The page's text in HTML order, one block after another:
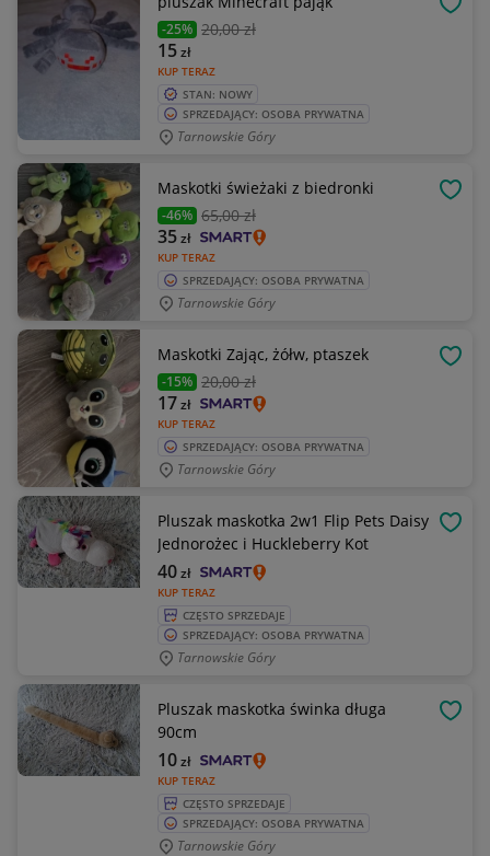
-25% 20,00 zł
KUP TERAZ
15zł
STAN: NOWY
SPRZEDAJĄCY: OSOBA PRYWATNA
Tarnowskie Góry
Maskotki świeżaki z biedronki
-46% 65,00 zł
KUP TERAZ
35zł
SPRZEDAJĄCY: OSOBA PRYWATNA
Tarnowskie Góry
Maskotki Zając, żółw, ptaszek
-15% 20,00 zł
KUP TERAZ
17zł
SPRZEDAJĄCY: OSOBA PRYWATNA
Tarnowskie Góry
Pluszak maskotka 2w1 Flip Pets Daisy
Jednorożec i Huckleberry Kot
KUP TERAZ
40zł
CZĘSTO SPRZEDAJE
SPRZEDAJĄCY: OSOBA PRYWATNA
Tarnowskie Góry
Pluszak maskotka świnka długa
90cm
KUP TERAZ
10zł
CZĘSTO SPRZEDAJE
SPRZEDAJĄCY: OSOBA PRYWATNA
Tarnowskie Góry